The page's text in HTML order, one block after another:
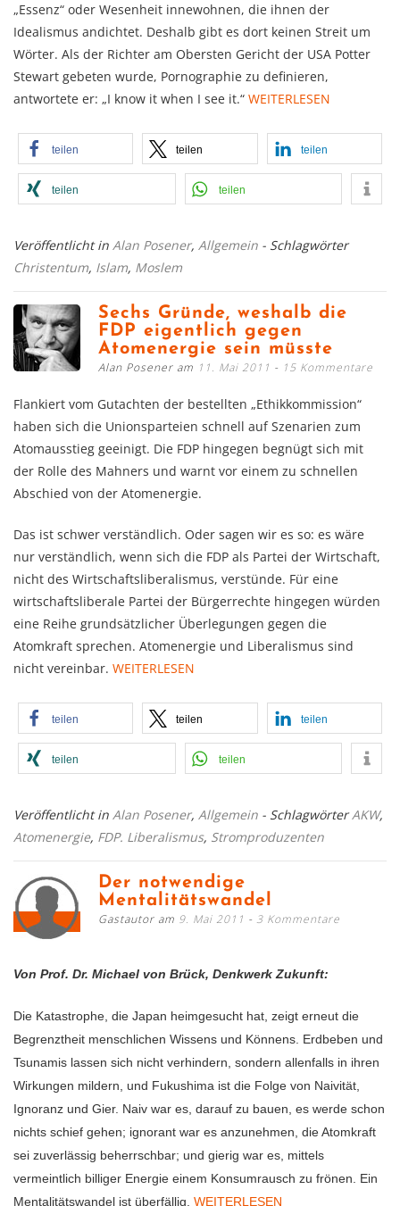
„Essenz“ oder Wesenheit innewohnen, die ihnen der
Idealismus andichtet. Deshalb gibt es dort keinen Streit um
Wörter. Als der Richter am Obersten Gericht der USA Potter
Stewart gebeten wurde, Pornographie zu definieren,
antwortete er: „I know it when I see it.“ WEITERLESEN
teilen teilen teilen
teilen teilen
Veröffentlicht in Alan Posener, Allgemein - Schlagwörter
Christentum, Islam, Moslem
Sechs Gründe, weshalb die
FDP eigentlich gegen
Atomenergie sein müsste
Alan Posener am 11. Mai 2011 15 Kommentare
Flankiert vom Gutachten der bestellten „Ethikkommission“
haben sich die Unionsparteien schnell auf Szenarien zum
Atomausstieg geeinigt. Die FDP hingegen begnügt sich mit
der Rolle des Mahners und warnt vor einem zu schnellen
Abschied von der Atomenergie.
Das ist schwer verständlich. Oder sagen wir es so: es wäre
nur verständlich, wenn sich die FDP als Partei der Wirtschaft,
nicht des Wirtschaftsliberalismus, verstünde. Für eine
wirtschaftsliberale Partei der Bürgerrechte hingegen würden
eine Reihe grundsätzlicher Überlegungen gegen die
Atomkraft sprechen. Atomenergie und Liberalismus sind
nicht vereinbar. WEITERLESEN
teilen teilen teilen
teilen teilen
Veröffentlicht in Alan Posener, Allgemein - SchlagwörterAKW,
Atomenergie, FDP. Liberalismus, Stromproduzenten
Der notwendige
Mentalitätswandel
Gastautor am 9. Mai 2011 3 Kommentare
Von Prof. Dr. Michael von Brück, Denkwerk Zukunft:
Die Katastrophe, die Japan heimgesucht hat, zeigt erneut die
Begrenztheit menschlichen Wissens und Könnens. Erdbeben und
Tsunamis lassen sich nicht verhindern, sondern allenfalls in ihren
Wirkungen mildern, und Fukushima ist die Folge von Naivität,
Ignoranz und Gier. Naiv war es, darauf zu bauen, es werde schon
nichts schief gehen; ignorant war es anzunehmen, die Atomkraft
sei zuverlässig beherrschbar; und gierig war es, mittels
vermeintlich billiger Energie einem Konsumrausch zu frönen. Ein
Mentalitätswandel ist überfällig. WEITERLESEN